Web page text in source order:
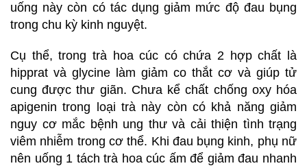
uống này còn có tác dụng giảm mức độ đau bụng
trong chu kỳ kinh nguyệt.
Cụ thể, trong trà hoa cúc có chứa 2 hợp chất là
hipprat và glycine làm giảm co thắt cơ và giúp tử
cung được thư giãn. Chưa kể chất chống oxy hóa
apigenin trong loại trà này còn có khả năng giảm
nguy cơ mắc bệnh ung thư và cải thiện tình trạng
viêm nhiễm trong cơ thể. Khi đau bụng kinh, phụ nữ
nên uống 1 tách trà hoa cúc ấm để giảm đau nhanh